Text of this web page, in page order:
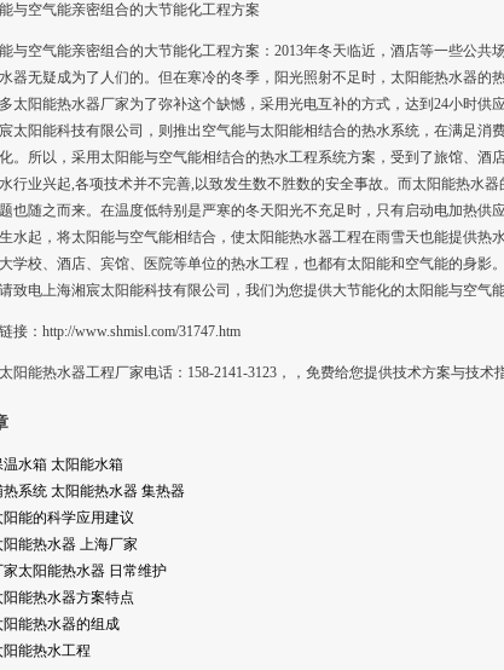
与空气能亲密组合的大节能化工程方案
与空气能亲密组合的大节能化工程方案：2013年冬天临近，酒店等一些公共
器无疑成为了人们的。但在寒冷的冬季，阳光照射不足时，太阳能热水器的
太阳能热水器厂家为了弥补这个缺憾，采用光电互补的方式，达到24小时供应
太阳能科技有限公司，则推出空气能与太阳能相结合的热水系统，在满足消
。所以，采用太阳能与空气能相结合的热水工程系统方案，受到了旅馆、酒
行业兴起,各项技术并不完善,以致发生数不胜数的安全事故。而太阳能热水
也随之而来。在温度低特别是严寒的冬天阳光不充足时，只有启动电加热供
水起，将太阳能与空气能相结合，使太阳能热水器工程在雨雪天也能提供热
学校、酒店、宾馆、医院等单位的热水工程，也都有太阳能和空气能的身影
致电上海湘宸太阳能科技有限公司，我们为您提供大节能化的太阳能与空气
接：http://www.shmisl.com/31747.htm
阳能热水器工程厂家电话：158-2141-3123，，免费给您提供技术方案与技术
温水箱 太阳能水箱
热系统 太阳能热水器 集热器
阳能的科学应用建议
阳能热水器 上海厂家
家太阳能热水器 日常维护
阳能热水器方案特点
阳能热水器的组成
阳能热水工程